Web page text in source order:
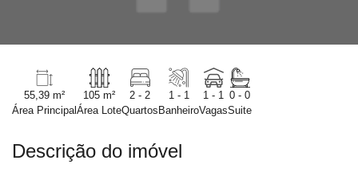
55,39 m²
Área Principal
105 m²
Área Lote
2 - 2
Quartos
1 - 1
Banheiro
1 - 1
Vagas
0 - 0
Suite
Descrição do imóvel